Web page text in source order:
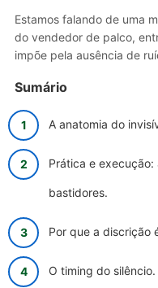
Estamos falando de uma
do vendedor de palco,
impõe pela ausência de
Sumário
A anatomia do
Prática e
bastidores.
Por que a discrição
O timing do silêncio.